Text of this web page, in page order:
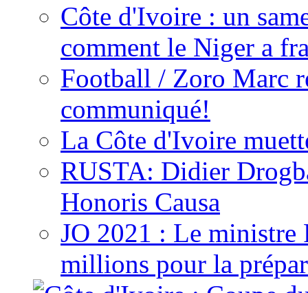
Côte d'Ivoire : un
comment le Niger a
Football / Zoro Marc
communiqué!
La Côte d'Ivoire
RUSTA: Didier
Honoris Causa
JO 2021 : Le ministre
millions pour la